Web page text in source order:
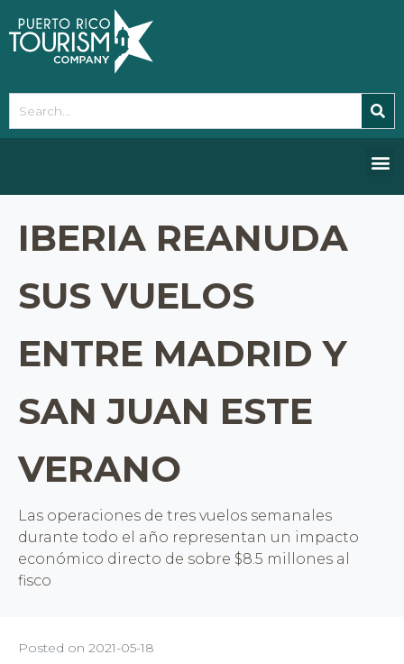
note:
This
website
accessibility
IBERIA REANUDA
SUS VUELOS
ENTRE MADRID Y
SAN JUAN ESTE
VERANO
Las operaciones de tres vuelos semanales
durante todo el año representan un impacto
económico directo de sobre $8.5 millones al
fisco
Posted on 2021-05-18